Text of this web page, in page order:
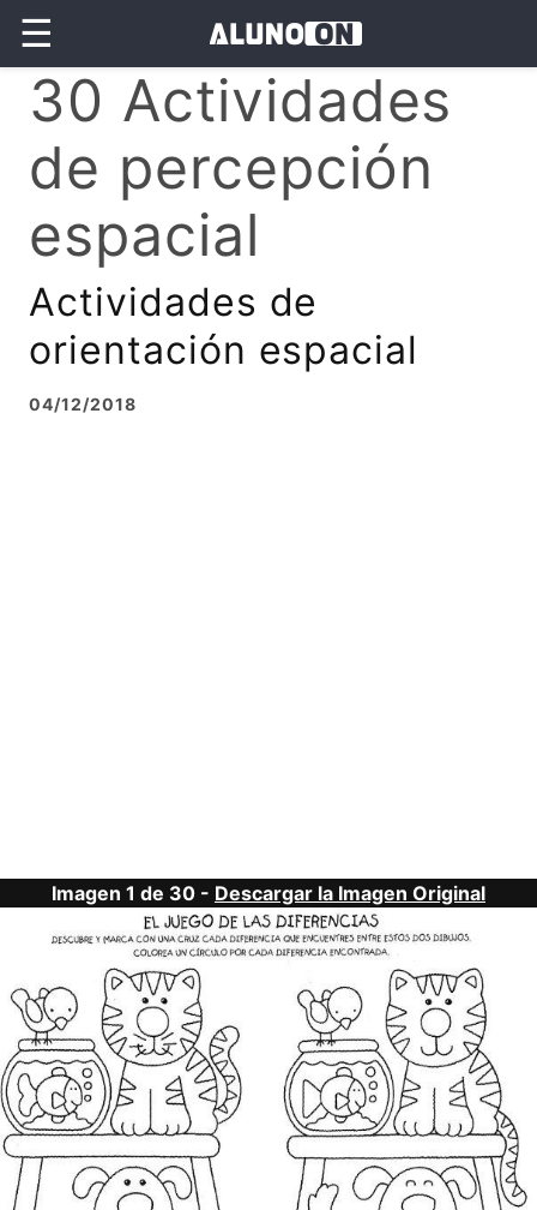
☰
30 Actividades
de percepción
espacial
Actividades de
orientación espacial
04/12/2018
Imagen 1 de 30 - Descargar la Imagen Original